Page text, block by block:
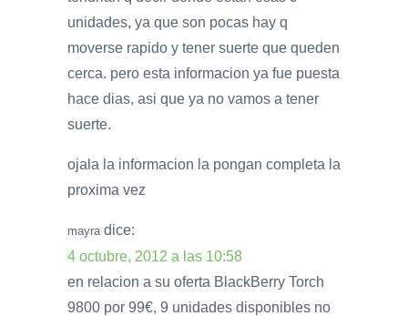
unidades, ya que son pocas hay q
moverse rapido y tener suerte que queden
cerca. pero esta informacion ya fue puesta
hace dias, asi que ya no vamos a tener
suerte.
ojala la informacion la pongan completa la
proxima vez
mayra dice:
4 octubre, 2012 a las 10:58
en relacion a su oferta BlackBerry Torch
9800 por 99€, 9 unidades disponibles no